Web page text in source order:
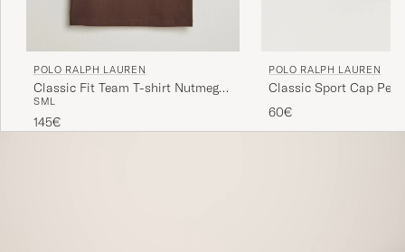
POLO RALPH LAUREN
Classic Fit Team T-shirt Nutmeg
Brown
SML
145€
POLO RALPH LAUREN
Classic Sport Cap
60€